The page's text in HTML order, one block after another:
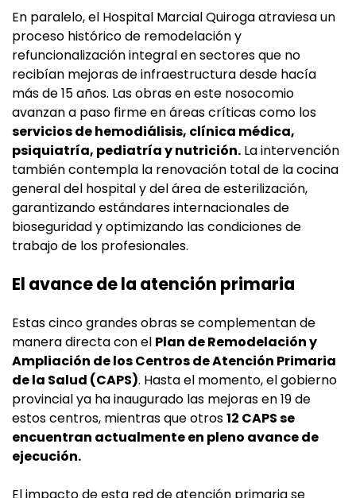
En paralelo, el Hospital Marcial Quiroga atraviesa un
proceso histórico de remodelación y
refuncionalización integral en sectores que no
recibían mejoras de infraestructura desde hacía
más de 15 años. Las obras en este nosocomio
avanzan a paso firme en áreas críticas como los
servicios de hemodiálisis, clínica médica,
psiquiatría, pediatría y nutrición. La intervención
también contempla la renovación total de la cocina
general del hospital y del área de esterilización,
garantizando estándares internacionales de
bioseguridad y optimizando las condiciones de
trabajo de los profesionales.
El avance de la atención primaria
Estas cinco grandes obras se complementan de
manera directa con el Plan de Remodelación y
Ampliación de los Centros de Atención Primaria
de la Salud (CAPS). Hasta el momento, el gobierno
provincial ya ha inaugurado las mejoras en 19 de
estos centros, mientras que otros12 CAPS se
encuentran actualmente en pleno avance de
ejecución.